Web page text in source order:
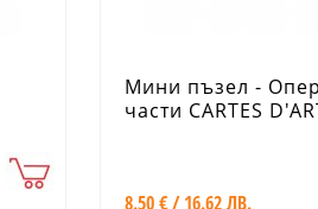
Мини пъзел -
части CARTES
8.50 € / 16.62 ЛВ.